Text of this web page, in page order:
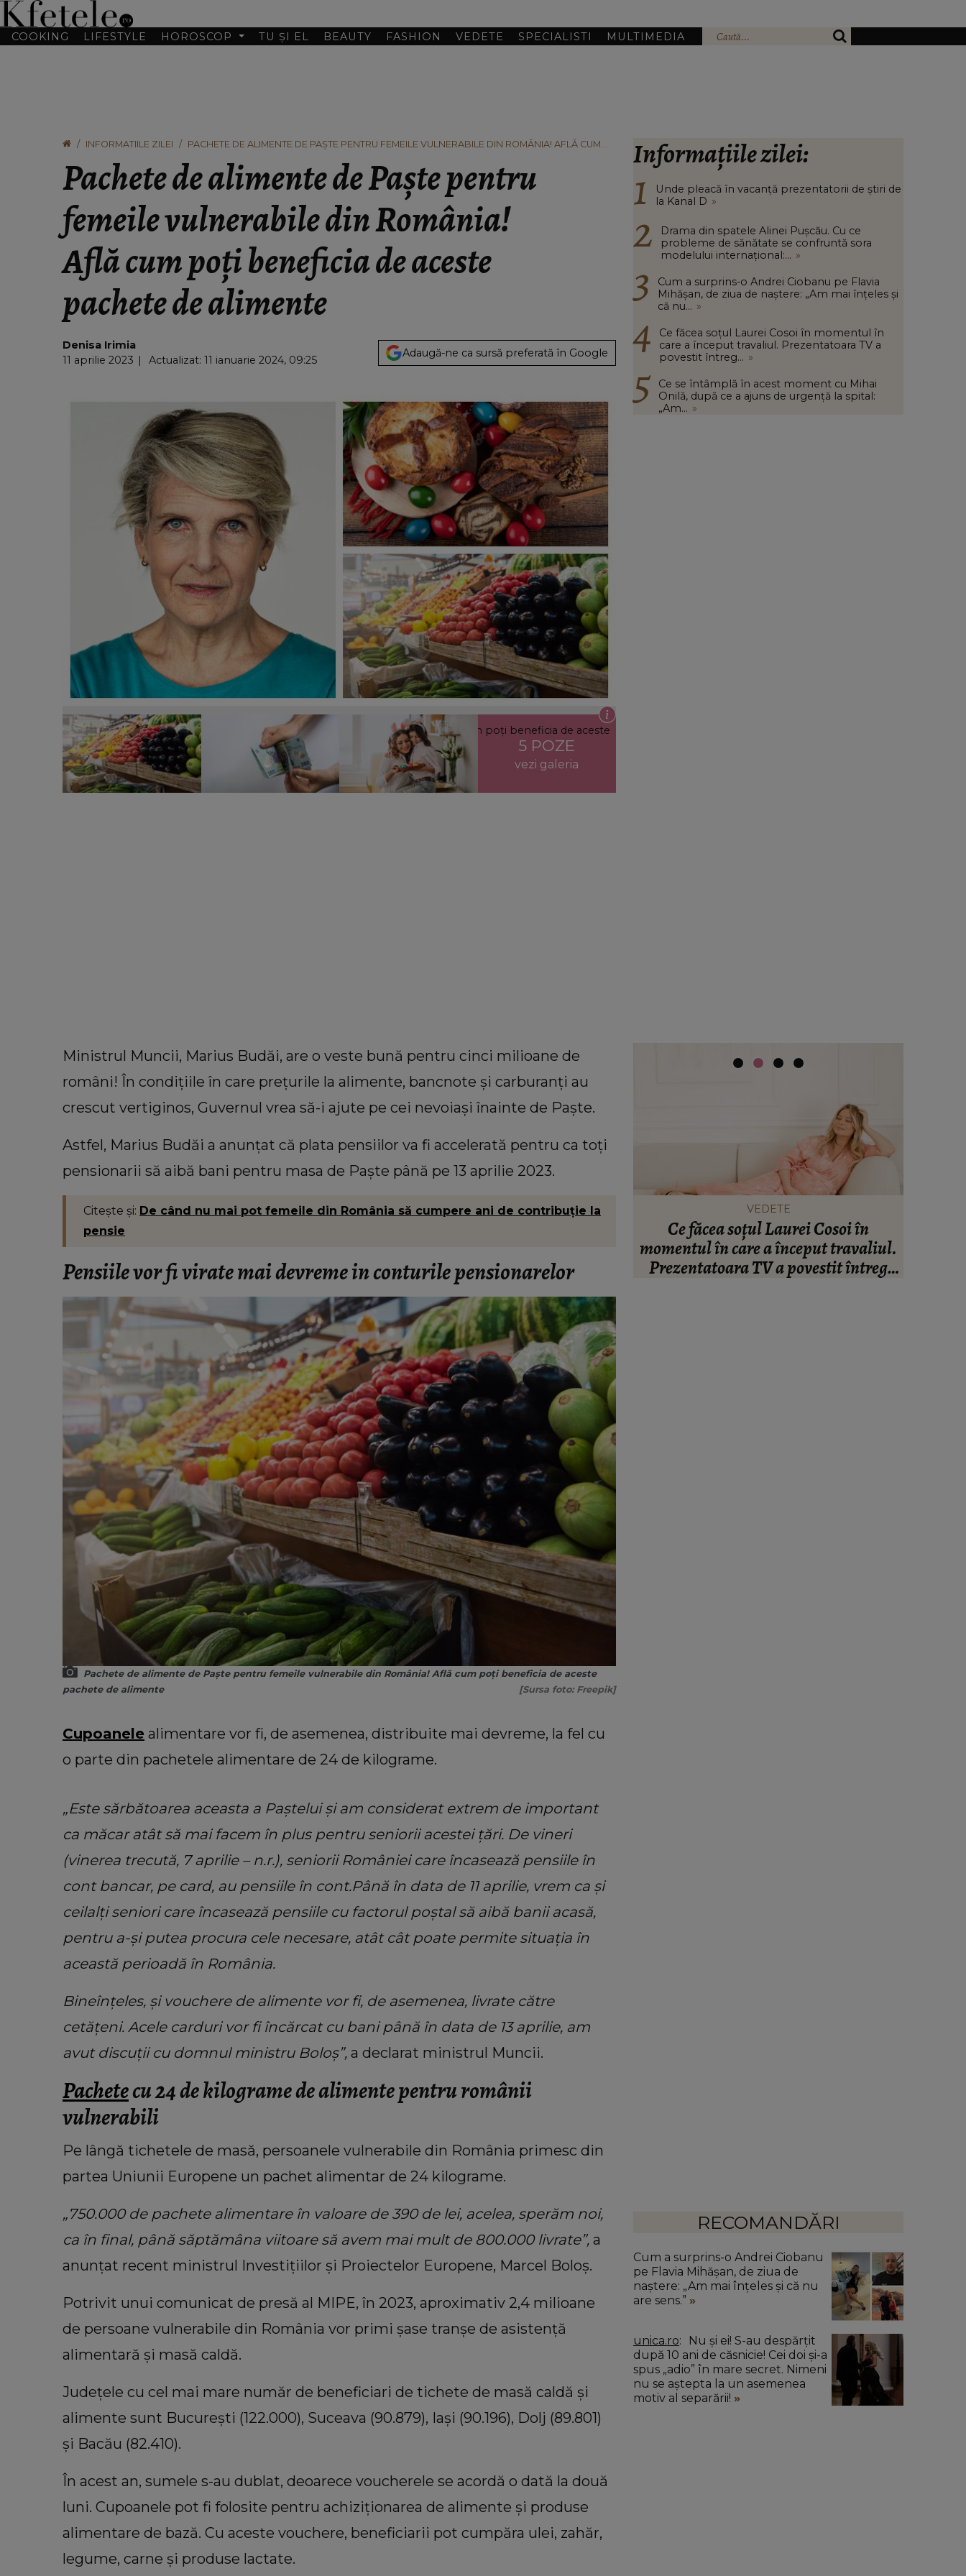
COOKING LIFESTYLE HOROSCOP TU ȘI EL BEAUTY FASHION VEDETE SPECIALISTI MULTIMEDIA
INFORMATIILE ZILEI
PACHETE DE ALIMENTE DE PAȘTE PENTRU FEMEILE VULNERABILE DIN ROMÂNIA! AFLĂ CUM
Pachete de alimente de Paște pentru
femeile vulnerabile din România!
Află cum poți beneficia de aceste
pachete de alimente
Denisa Irimia
11 aprilie 2023
Actualizat: 11 ianuarie 2024, 09:25
Adaugă-ne ca sursă preferată în Google
Pachete de alimente de Paște pentru femeile vulnerabile din România! Află cum poți beneficia de aceste
pachete de alimente
5 POZE
vezi galeria
Informațiile zilei:
Unde pleacă în vacanță prezentatorii de știri de
la Kanal D »
Drama din spatele Alinei Pușcău. Cu ce
probleme de sănătate se confruntă sora
modelului internațional:... »
Cum a surprins-o Andrei Ciobanu pe Flavia
Mihășan, de ziua de naștere: „Am mai înțeles și
că nu... »
Ce făcea soțul Laurei Cosoi în momentul în
care a început travaliul. Prezentatoara TV a
povestit întreg... »
Ce se întâmplă în acest moment cu Mihai
Onilă, după ce a ajuns de urgență la spital:
„Am... »
Ministrul Muncii, Marius Budăi, are o veste bună pentru cinci milioane de
români! În condițiile în care prețurile la alimente, bancnote și carburanți au
crescut vertiginos, Guvernul vrea să-i ajute pe cei nevoiași înainte de Paște.
Astfel, Marius Budăi a anunțat că plata pensiilor va fi accelerată pentru ca toți
pensionarii să aibă bani pentru masa de Paște până pe 13 aprilie 2023.
Citește și: De când nu mai pot femeile din România să cumpere ani de contribuție la
pensie
Pensiile vor fi virate mai devreme in conturile pensionarelor
Pachete de alimente de Paște pentru femeile vulnerabile din România! Află cum poți beneficia de aceste
pachete de alimente
[Sursa foto: Freepik]
Cupoanele alimentare vor fi, de asemenea, distribuite mai devreme, la fel cu
o parte din pachetele alimentare de 24 de kilograme.
„Este sărbătoarea aceasta a Paștelui și am considerat extrem de important
ca măcar atât să mai facem în plus pentru seniorii acestei țări. De vineri
(vinerea trecută, 7 aprilie – n.r.), seniorii României care încasează pensiile în
cont bancar, pe card, au pensiile în cont.Până în data de 11 aprilie, vrem ca și
ceilalți seniori care încasează pensiile cu factorul poștal să aibă banii acasă,
pentru a-și putea procura cele necesare, atât cât poate permite situația în
această perioadă în România.
Bineînțeles, și vouchere de alimente vor fi, de asemenea, livrate către
cetățeni. Acele carduri vor fi încărcat cu bani până în data de 13 aprilie, am
avut discuții cu domnul ministru Boloș”, a declarat ministrul Muncii.
Pachetecu 24 de kilograme de alimente pentru românii
vulnerabili
Pe lângă tichetele de masă, persoanele vulnerabile din România primesc din
partea Uniunii Europene un pachet alimentar de 24 kilograme.
„750.000 de pachete alimentare în valoare de 390 de lei, acelea, sperăm noi,
ca în final, până săptămâna viitoare să avem mai mult de 800.000 livrate”, a
anunțat recent ministrul Investițiilor și Proiectelor Europene, Marcel Boloș.
Potrivit unui comunicat de presă al MIPE, în 2023, aproximativ 2,4 milioane
de persoane vulnerabile din România vor primi șase tranșe de asistență
alimentară și masă caldă.
Județele cu cel mai mare număr de beneficiari de tichete de masă caldă și
alimente sunt București (122.000), Suceava (90.879), Iași (90.196), Dolj (89.801)
și Bacău (82.410).
În acest an, sumele s-au dublat, deoarece voucherele se acordă o dată la două
luni. Cupoanele pot fi folosite pentru achiziționarea de alimente și produse
alimentare de bază. Cu aceste vouchere, beneficiarii pot cumpăra ulei, zahăr,
legume, carne și produse lactate.
VEDETE
VIDEO Motivul pentru care Adriana
George Restivan. Vedeta a spus ce o
neliniștește: “Vreau să am şi eu
satisfacția asta.”
VEDETE
„Am mai înțeles și că nu are sens.”
VEDETE
Ce făcea soțul Laurei Cosoi în
momentul în care a început travaliul.
Prezentatoara TV a povestit întreg
RECOMANDĂRI
Cum a surprins-o Andrei Ciobanu
pe Flavia Mihășan, de ziua de
naștere: „Am mai înțeles și că nu
are sens.”
unica.ro
după 10 ani de căsnicie! Cei doi și-a
spus „adio” în mare secret. Nimeni
nu se aștepta la un asemenea
motiv al separării!